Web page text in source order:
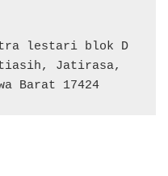
lestari blok D
Jatirasa,
Barat 17424